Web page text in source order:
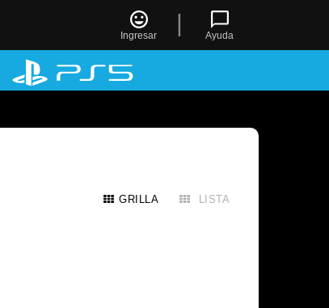
Ingresar | Ayuda
GRILLA LISTA